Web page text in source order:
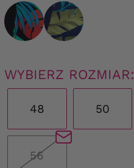
WYBIERZ ROZMIAR:
48 50
56